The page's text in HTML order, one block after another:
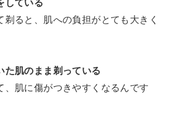
している
剃ると、肌への負担がとても大きく
た肌のまま剃っている
、肌に傷がつきやすくなるんです